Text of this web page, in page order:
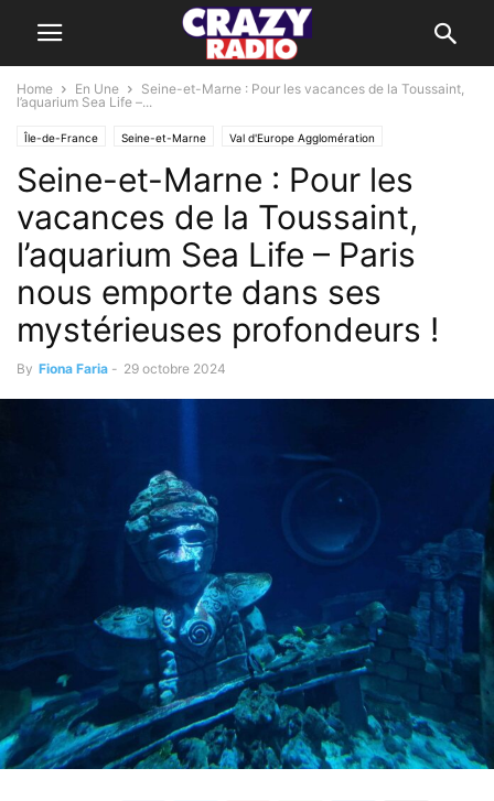
Home En Une
Seine-et-Marne : Pour les vacances de la Toussaint,
l’aquarium Sea Life –...
Île-de-France Seine-et-Marne Val d'Europe Agglomération
Seine-et-Marne : Pour les
vacances de la Toussaint,
l’aquarium Sea Life – Paris
nous emporte dans ses
mystérieuses profondeurs !
By Fiona Faria - 29 octobre 2024